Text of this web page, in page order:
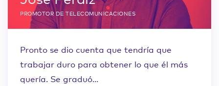
PROMOTOR DE TELECOMUNICACIONES
Pronto se dio cuenta que tendría que
trabajar duro para obtener lo que él más
quería. Se graduó...